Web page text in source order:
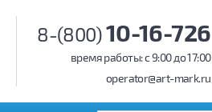
8-(800)10-16-726
время работы: c 9:00 до 17:00
operator@art-mark.ru